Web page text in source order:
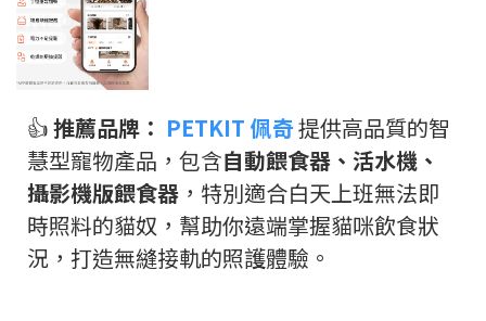
👍推薦品牌： PETKIT 佩奇提供高品質的智
慧型寵物產品，包含自動餵食器、活水機、
攝影機版餵食器 ，特別適合白天上班無法即
時照料的貓奴，幫助你遠端掌握貓咪飲食狀
況，打造無縫接軌的照護體驗。